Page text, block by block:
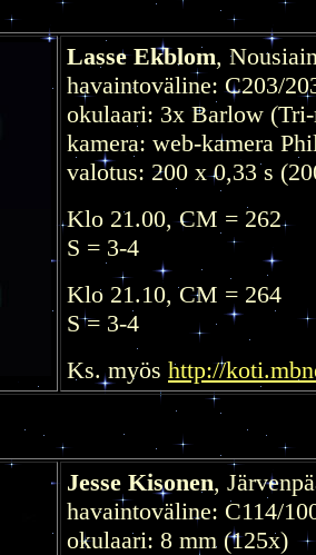
Lasse Ekblom,
havaintoväline: C203/
okulaari: 3x Barlow
kamera: web-kamera
valotus: 200 x 0,33 s
Klo 21.00, CM = 262
S = 3-4
Klo 21.10, CM = 264
S = 3-4
Ks. myös http://
Jesse Kisonen,
havaintoväline: C114/
okulaari: 8 mm (125x)